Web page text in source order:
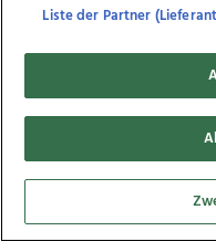
Musikpark A1
Liste der Partner